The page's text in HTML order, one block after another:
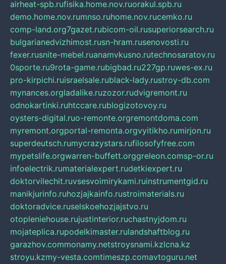
airheat-spb.rufisika.home.nov.ruorakul.spb.ru
demo.home.nov.rumnso.ruhome.nov.rucemko.ru
comp-land.org7gazet.rubicom-oil.rusuperiorsearch.ru
bulgarianedvizhimost.rusn-hram.rusenovosti.ru
fexer.rusnite-mebel.ruanamvkusno.rutechnosaratov.ru
0sporte.ru9rota-game.rubigbad.ru227gp.ruwes-ex.ru
pro-kirpichi.ruisraelsale.rublack-lady.rustroy-db.com
mynances.orgladalike.ruzozor.rudvigremont.ru
odnokartinki.ruhtccare.rublogizotovoy.ru
oysters-digital.ruo-remonte.orgremontdoma.com
myremont.orgportal-remonta.orgvyitikho.rumirjon.ru
superdeutsch.rumycrazystars.rufilosofyfree.com
mypetslife.orgwarren-buffett.orggreleon.comsp-or.ru
infoelectrik.rumaterialexpert.rudetkiexpert.ru
doktorvilechit.ruvsesvoimirykami.ruinstrumentgid.ru
manikjurinfo.ruhozjajkainfo.rustroimaterials.ru
doktoradvice.ruselskoehozjajstvo.ru
otopleniehouse.rujustinterior.ruchastnyjdom.ru
mojateplica.rupodelkimaster.rulandshaftblog.ru
garazhov.commonamy.netstroysnami.kzlcna.kz
stroyu.kzmy-vesta.comtimeszp.comavtoguru.net